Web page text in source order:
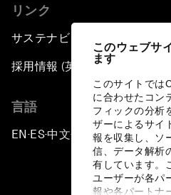
このウェブサ
ます
このサイトでは
に合わせたコン
フィックの分析
ザーによるサイ
報を収集し、ソ
信、データ解析
有しています。
ユーザーが各パ
報や各パートナ
リンク
サステナビリティへの取り組み
採用情報 (英語のみ)
言語
EN ▪ES▪中文▪ 日本語